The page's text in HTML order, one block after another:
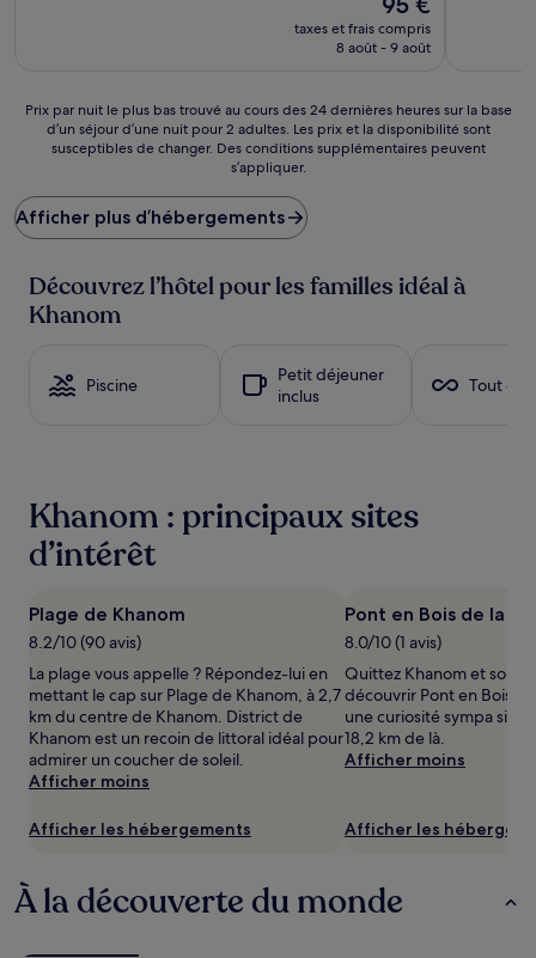
nouveau
prix
95 €
taxes et frais compris
8 août - 9 août
Prix
plus
bas
trouvé
cours
des
24 dernières
pour
2 adultes.
Les
disponibilité
sont
susceptibles
de
changer.
Des
conditions
peuvent
s’appliquer.
Prix par nuit le plus bas trouvé au cours des 24 dernières heures sur la base
d’un séjour d’une nuit pour 2 adultes. Les prix et la disponibilité sont
susceptibles de changer. Des conditions supplémentaires peuvent
s’appliquer.
Afficher plus d’hébergements
Découvrez l’hôtel pour les familles idéal à
Khanom
Piscine
Petit déjeuner
inclus
Tout
Khanom : principaux sites
d’intérêt
Plage de Khanom
8.2/10 (90 avis)
La plage vous appelle ? Répondez-lui en
mettant le cap sur Plage de Khanom, à 2,7
km du centre de Khanom. District de
Khanom est un recoin de littoral idéal pour
admirer un coucher de soleil.
Afficher moins
Afficher les hébergements
Pont en Bois de la
8.0/10 (1 avis)
Quittez Khanom et son
découvrir Pont en Bois
une curiosité sympa
18,2 km de là.
Afficher moins
Afficher les
À la découverte du monde